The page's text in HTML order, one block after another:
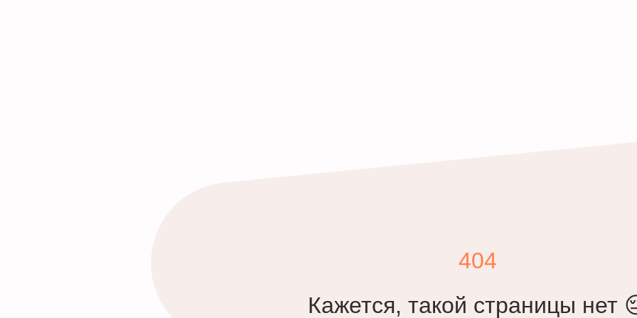
404
Кажется, такой страницы нет